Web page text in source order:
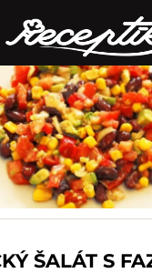
ŠALÁT S